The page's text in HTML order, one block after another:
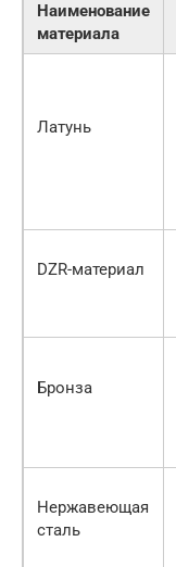
Наименование
материала
Латунь
DZR-материал
Бронза
Нержавеющая
сталь